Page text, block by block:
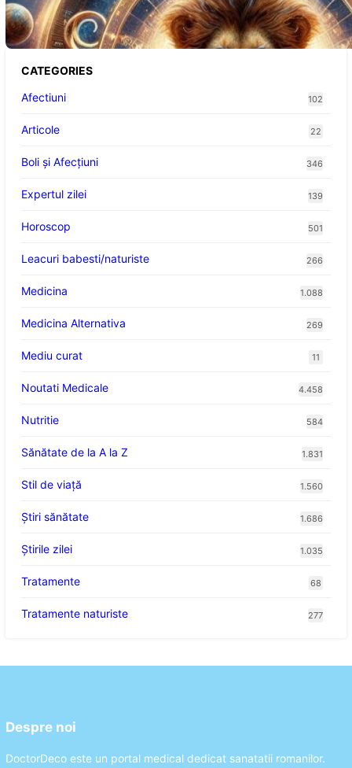
Abundență pentru Cinci Zodii în 2026
CATEGORIES
Afectiuni
102
Articole 22
Boli și Afecțiuni 346
Expertul zilei 139
Horoscop 501
Leacuri babesti/naturiste 266
Medicina 1.088
Medicina Alternativa 269
Mediu curat 11
Noutati Medicale 4.458
Nutritie 584
Sănătate de la A la Z 1.831
Stil de viaţă 1.560
Ştiri sănătate 1.686
Știrile zilei 1.035
Tratamente 68
Tratamente naturiste 277
Despre noi
DoctorDeco este un portal medical dedicat sanatatii romanilor.